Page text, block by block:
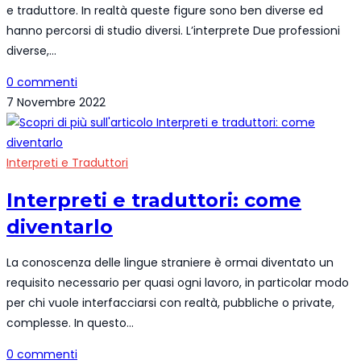
e traduttore. In realtà queste figure sono ben diverse ed
hanno percorsi di studio diversi. L’interprete Due professioni
diverse,…
0 commenti
7 Novembre 2022
Interpreti e Traduttori
Interpreti e traduttori: come
diventarlo
La conoscenza delle lingue straniere è ormai diventato un
requisito necessario per quasi ogni lavoro, in particolar modo
per chi vuole interfacciarsi con realtà, pubbliche o private,
complesse. In questo…
0 commenti